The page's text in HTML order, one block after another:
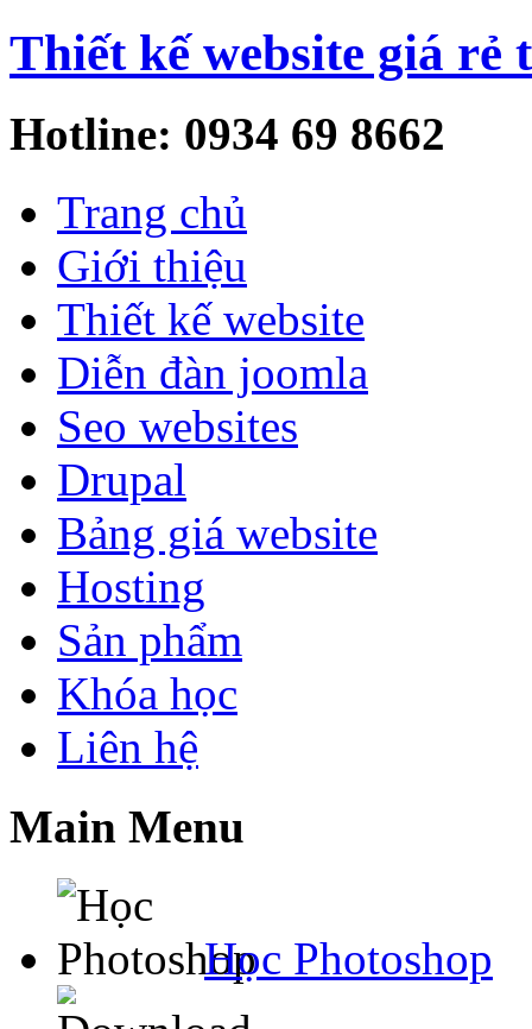
Thiết kế website giá rẻ
Hotline: 0934 69 8662
Trang chủ
Giới thiệu
Thiết kế website
Diễn đàn joomla
Seo websites
Drupal
Bảng giá website
Hosting
Sản phẩm
Khóa học
Liên hệ
Main Menu
Học Photoshop